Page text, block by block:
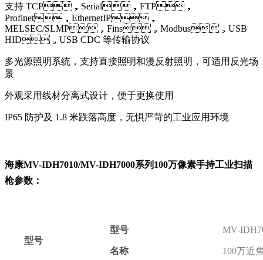
支持 TCP，Serial，FTP，
Profinet，EthernetIP，
MELSEC/SLMP，Fins，Modbus，USB
HID，USB CDC 等传输协议
多光源照明系统，支持直接照明和漫反射照明，可适用反光场
景
外观采用线材分离式设计，便于更换使用
IP65 防护及 1.8 米跌落高度，无惧严苛的工业应用环境
海康MV-IDH7010/MV-IDH7000系列100万像素手持工业扫描
枪参数：
型号
型号 MV-
名称 100万近